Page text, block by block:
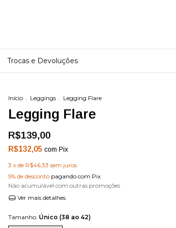
Trocas e Devoluções
Início . Leggings . Legging Flare
Legging Flare
R$139,00
R$132,05 com Pix
3 x de R$46,33 sem juros
5% de desconto pagando com Pix
Não acumulável com outras promoções
Ver mais detalhes
Tamanho: Único (38 ao 42)